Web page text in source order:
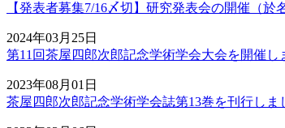
【発表者募集7/16〆切】研究発表会の開催（於
2024年03月25日
第11回茶屋四郎次郎記念学術学会大会を開催し
2023年08月01日
茶屋四郎次郎記念学術学会誌第13巻を刊行しま